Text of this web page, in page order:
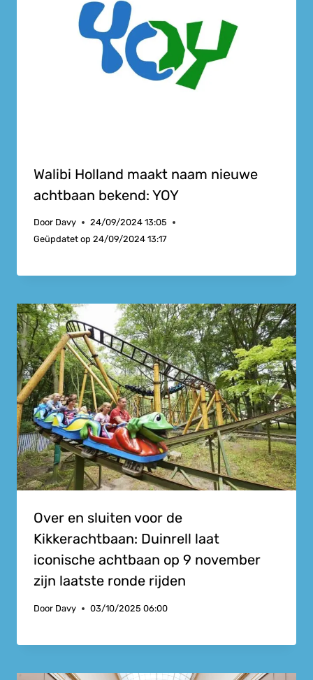
Walibi Holland maakt naam nieuwe
achtbaan bekend: YOY
Door Davy
24/09/2024 13:05
Geüpdatet op 24/09/2024 13:17
Over en sluiten voor de
Kikkerachtbaan: Duinrell laat
iconische achtbaan op 9 november
zijn laatste ronde rijden
Door Davy 03/10/2025 06:00